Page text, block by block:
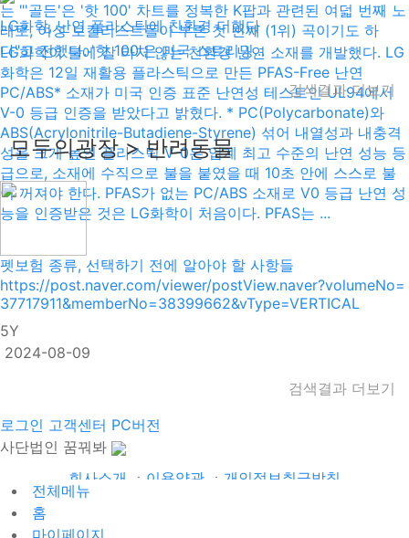
는 "'골든'은 '핫 100' 차트를 정복한 K팝과 관련된 여덟 번째 노
래로, 여성 보컬리스트들이 부른 첫 번째 (1위) 곡이기도 하
다"고 전했다. '핫 100'은 미국 스트리밍...
LG화학, 난연 플라스틱에 친환경 더했다
LG화학이 불에 잘 타지 않는 친환경 난연 소재를 개발했다. LG
화학은 12일 재활용 플라스틱으로 만든 PFAS-Free 난연
PC/ABS* 소재가 미국 인증 표준 난연성 테스트인 UL94에서
V-0 등급 인증을 받았다고 밝혔다. * PC(Polycarbonate)와
ABS(Acrylonitrile-Butadiene-Styrene) 섞어 내열성과 내충격
성을 크게 높인 플라스틱 V-0은 업계 최고 수준의 난연 성능 등
급으로, 소재에 수직으로 불을 붙였을 때 10초 안에 스스로 불
이 꺼져야 한다. PFAS가 없는 PC/ABS 소재로 V0 등급 난연 성
능을 인증받은 것은 LG화학이 처음이다. PFAS는 ...
검색결과 더보기
모두의광장 > 반려동물
펫보험 종류, 선택하기 전에 알아야 할 사항들
https://post.naver.com/viewer/postView.naver?volumeNo=
37717911&memberNo=38399662&vType=VERTICAL
5Y
2024-08-09
검색결과 더보기
로그인 고객센터 PC버전
사단법인 꿈꿔봐
회사소개 ㆍ 이용약관 ㆍ 개인정보취급방침
Copyright ⓒ 2026 사단법인 꿈꿔봐 All rights reserved.
은행 183-910049-87004ㆍ
전체메뉴
홈
마이페이지